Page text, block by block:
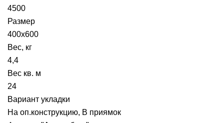
4500
Размер
400х600
Вес, кг
4,4
Вес кв. м
24
Вариант укладки
На оп.конструкцию, В приямок